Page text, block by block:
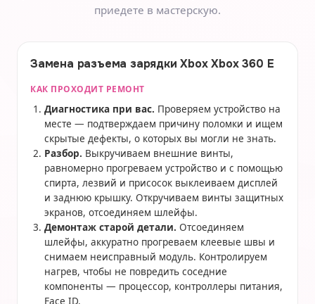
приедете в мастерскую.
Замена разъема зарядки Xbox Xbox 360 E
КАК ПРОХОДИТ РЕМОНТ
Диагностика при вас. Проверяем устройство на
месте — подтверждаем причину поломки и ищем
скрытые дефекты, о которых вы могли не знать.
Разбор. Выкручиваем внешние винты,
равномерно прогреваем устройство и с помощью
спирта, лезвий и присосок выклеиваем дисплей
и заднюю крышку. Откручиваем винты защитных
экранов, отсоединяем шлейфы.
Демонтаж старой детали. Отсоединяем
шлейфы, аккуратно прогреваем клеевые швы и
снимаем неисправный модуль. Контролируем
нагрев, чтобы не повредить соседние
компоненты — процессор, контроллеры питания,
Face ID.